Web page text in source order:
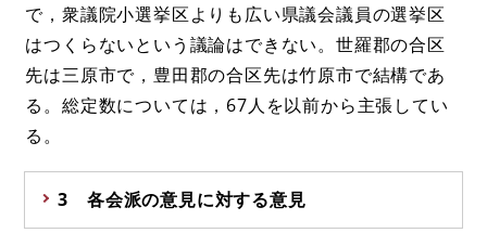
で，衆議院小選挙区よりも広い県議会議員の選挙区
はつくらないという議論はできない。世羅郡の合区
先は三原市で，豊田郡の合区先は竹原市で結構であ
る。総定数については，67人を以前から主張してい
る。
3 各会派の意見に対する意見